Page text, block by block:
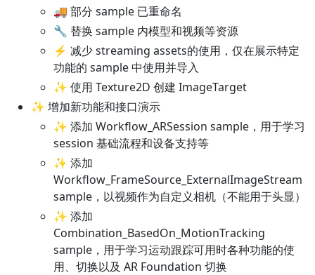
🚚 部分 sample 已重命名
🔧 替换 sample 内模型和视频等资源
⚡ 减少 streaming assets的使用，仅在展示特定
功能的 sample 中使用并导入
✨ 使用 Texture2D 创建 ImageTarget
✨ 增加新功能和接口演示
✨ 添加 Workflow_ARSession sample，用于学习
session 基础流程和设备支持等
✨ 添加
Workflow_FrameSource_ExternalImageStream
sample，以视频作为自定义相机（不能用于头显）
✨ 添加
Combination_BasedOn_MotionTracking
sample，用于学习运动跟踪可用时各种功能的使
用、切换以及 AR Foundation 切换